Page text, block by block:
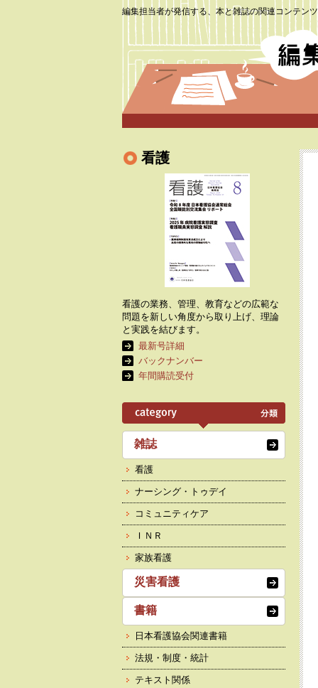
編集担当者が発信する、本と雑誌の関連コンテンツ
看護
看護の業務、管理、教育などの広範な
問題を新しい角度から取り上げ、理論
と実践を結びます。
最新号詳細
バックナンバー
年間購読受付
雑誌
看護
ナーシング・トゥデイ
コミュニティケア
ＩＮＲ
家族看護
災害看護
書籍
日本看護協会関連書籍
法規・制度・統計
テキスト関係